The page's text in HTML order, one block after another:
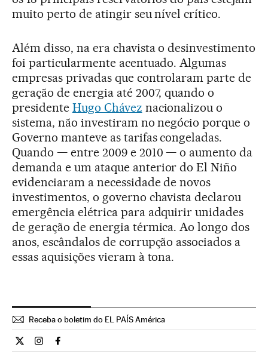
muito perto de atingir seu nível crítico.
Além disso, na era chavista o desinvestimento
foi particularmente acentuado. Algumas
empresas privadas que controlaram parte de
geração de energia até 2007, quando o
presidente Hugo Chávez nacionalizou o
sistema, não investiram no negócio porque o
Governo manteve as tarifas congeladas.
Quando — entre 2009 e 2010 — o aumento da
demanda e um ataque anterior do El Niño
evidenciaram a necessidade de novos
investimentos, o governo chavista declarou
emergência elétrica para adquirir unidades
de geração de energia térmica. Ao longo dos
anos, escândalos de corrupção associados a
essas aquisições vieram à tona.
Receba o boletim do EL PAÍS América
Internacional El País Brasil en Twitter
Internacional El País Brasil en Instagram
Internacional El País Brasil en Facebook